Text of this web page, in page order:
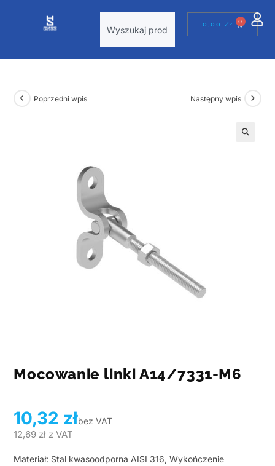
0,00ZŁ 0
Poprzedni wpis Następny wpis
Mocowanie linki A14/7331-M6
10,32 złbez VAT
12,69 zł z VAT
Materiał: Stal kwasoodporna AISI 316, Wykończenie